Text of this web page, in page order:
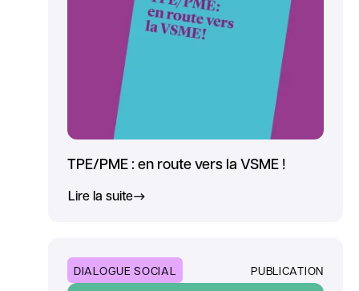
TPE/PME : en route vers la VSME !
Lire la suite
DIALOGUE SOCIAL PUBLICATION